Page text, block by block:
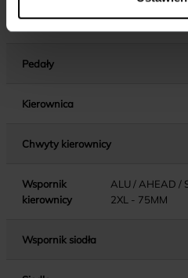
Błotniki
Pedały
Kierownica
Chwyty kierownicy
Wspornik
kierownicy
ALU / AHEAD /
2XL - 75MM
Wspornik siodła